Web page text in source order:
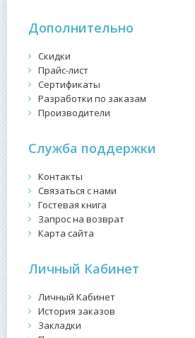
Дополнительно
Скидки
Прайс-лист
Сертификаты
Разработки по заказам
Производители
Служба поддержки
Контакты
Связаться с нами
Гостевая книга
Запрос на возврат
Карта сайта
Личный Кабинет
Личный Кабинет
История заказов
Закладки